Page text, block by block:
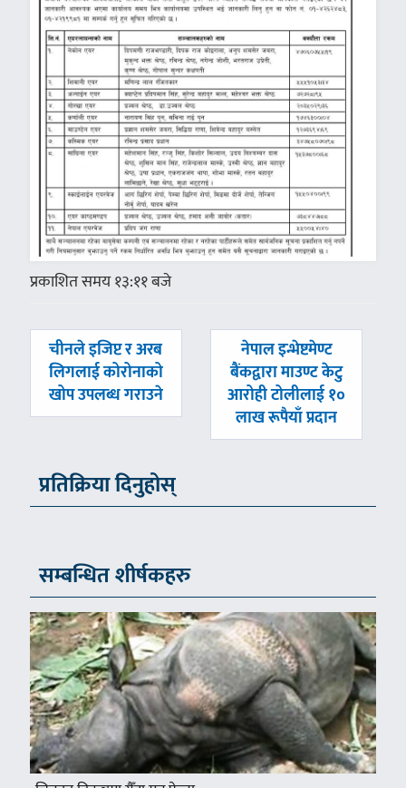
प्रकाशित समय १३:११ बजे
पछिल्लाे
-
चीनले इजिप्ट र अरब
लिगलाई कोरोनाको
खोप उपलब्ध गराउने
अघिल्लाे
-
नेपाल इन्भेष्टमेण्ट
बैंकद्वारा माउण्ट केटु
आरोही टोलीलाई १०
लाख रूपैयाँ प्रदान
प्रतिक्रिया दिनुहोस्
सम्बन्धित शीर्षकहरु